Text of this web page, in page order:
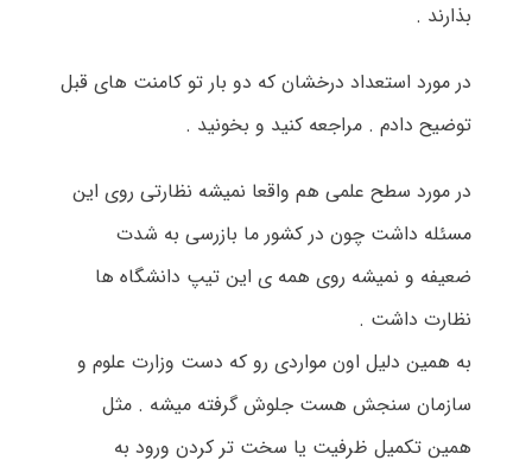
بذارند .
در مورد استعداد درخشان که دو بار تو کامنت های قبل
توضیح دادم . مراجعه کنید و بخونید .
در مورد سطح علمی هم واقعا نمیشه نظارتی روی این
مسئله داشت چون در کشور ما بازرسی به شدت
ضعیفه و نمیشه روی همه ی این تیپ دانشگاه ها
نظارت داشت .
به همین دلیل اون مواردی رو که دست وزارت علوم و
سازمان سنجش هست جلوش گرفته میشه . مثل
همین تکمیل ظرفیت یا سخت تر کردن ورود به